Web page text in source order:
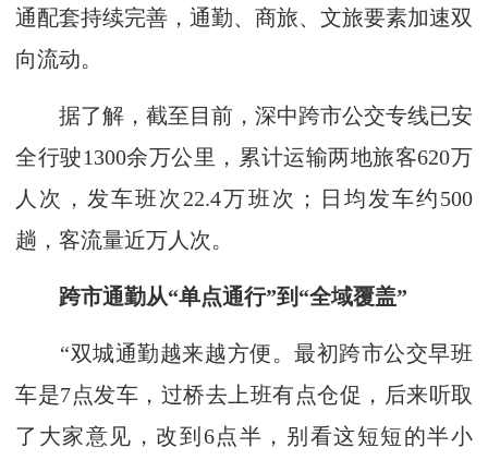
通配套持续完善，通勤、商旅、文旅要素加速双
向流动。
据了解，截至目前，深中跨市公交专线已安
全行驶1300余万公里，累计运输两地旅客620万
人次，发车班次22.4万班次；日均发车约500
趟，客流量近万人次。
跨市通勤从“单点通行”到“全域覆盖”
“双城通勤越来越方便。最初跨市公交早班
车是7点发车，过桥去上班有点仓促，后来听取
了大家意见，改到6点半，别看这短短的半小